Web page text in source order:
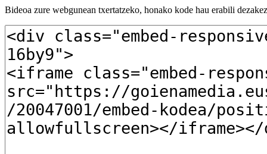
Bideoa zure webgunean txertatzeko, honako kode hau erabili